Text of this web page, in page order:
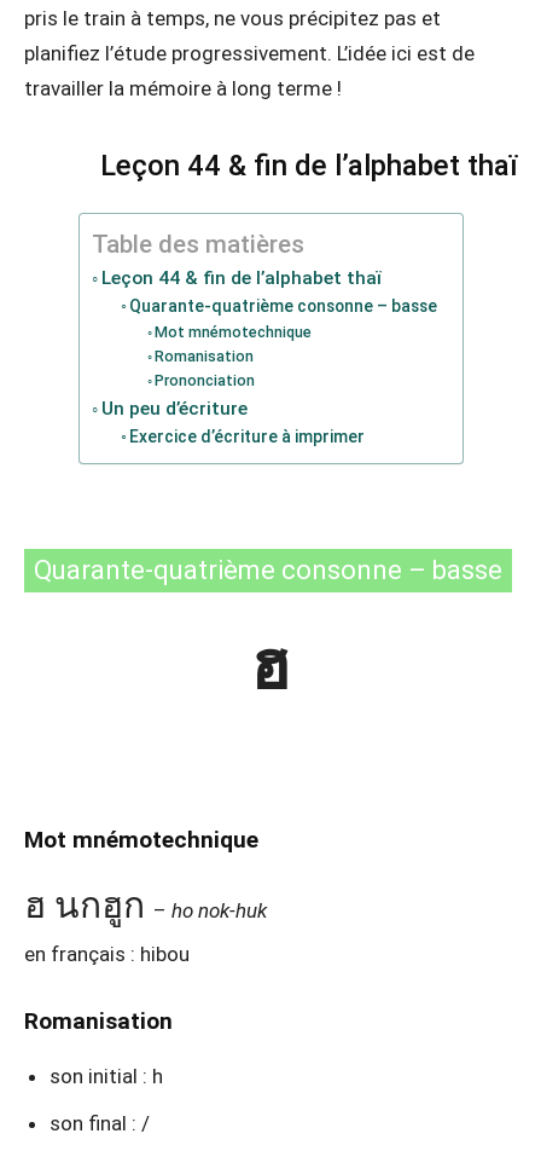
pris le train à temps, ne vous précipitez pas et
planifiez l’étude progressivement. L’idée ici est de
travailler la mémoire à long terme !
Leçon 44 & fin de l’alphabet thaï
Table des matières
Leçon 44 & fin de l’alphabet thaï
Quarante-quatrième consonne – basse
Mot mnémotechnique
Romanisation
Prononciation
Un peu d’écriture
Exercice d’écriture à imprimer
Quarante-quatrième consonne – basse
ฮ
Mot mnémotechnique
ฮ นกฮูก – ho nok-huk
en français : hibou
Romanisation
son initial : h
son final : /